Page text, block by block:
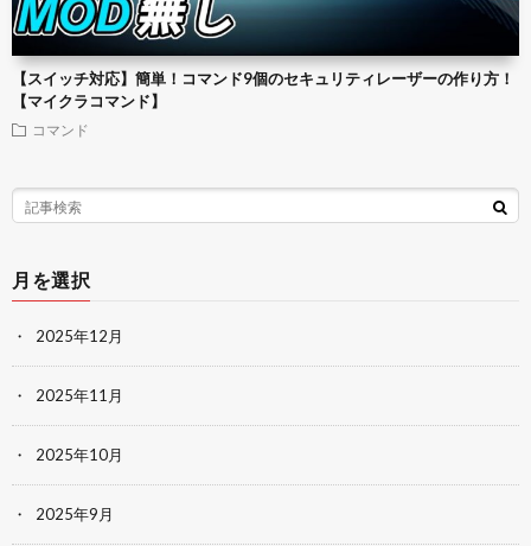
【スイッチ対応】簡単！コマンド9個のセキュリティレーザーの作り方！
【マイクラコマンド】
コマンド
月を選択
2025年12月
2025年11月
2025年10月
2025年9月